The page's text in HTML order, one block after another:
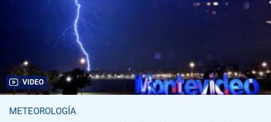
VIDEO
METEOROLOGÍA